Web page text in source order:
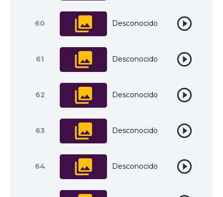
60 Desconocido
61 Desconocido
62 Desconocido
63 Desconocido
64 Desconocido